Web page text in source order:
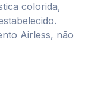
colorida,
Airless, não